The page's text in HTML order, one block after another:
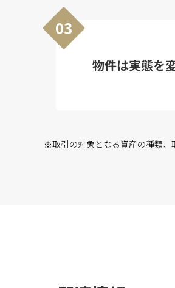
03
物件は実態を
※取引の対象となる資産の種類、